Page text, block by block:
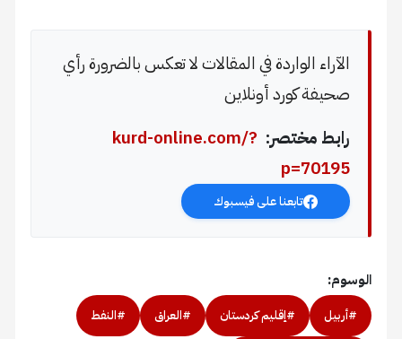
الآراء الواردة في المقالات لا تعكس بالضرورة رأي
صحيفة كورد أونلاين
رابط مختصر: kurd-online.com/?
p=70195
تابعنا على فيسبوك
الوسوم:
#أربيل #إقليم كردستان #العراق #النفط